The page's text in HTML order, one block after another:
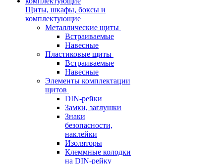
Щиты, шкафы, боксы и
комплектующие
Металлические щиты
Встраиваемые
Навесные
Пластиковые щиты
Встраиваемые
Навесные
Элементы комплектации
щитов
DIN-рейки
Замки, заглушки
Знаки
безопасности,
наклейки
Изоляторы
Клеммные колодки
на DIN-рейку